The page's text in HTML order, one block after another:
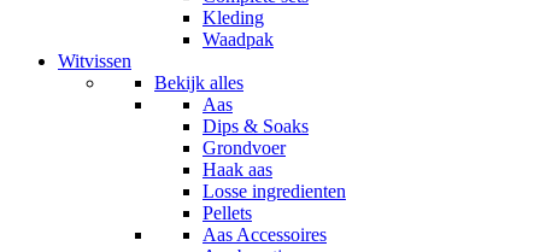
Kleding
Waadpak
Witvissen
Bekijk alles
Aas
Dips & Soaks
Grondvoer
Haak aas
Losse ingredienten
Pellets
Aas Accessoires